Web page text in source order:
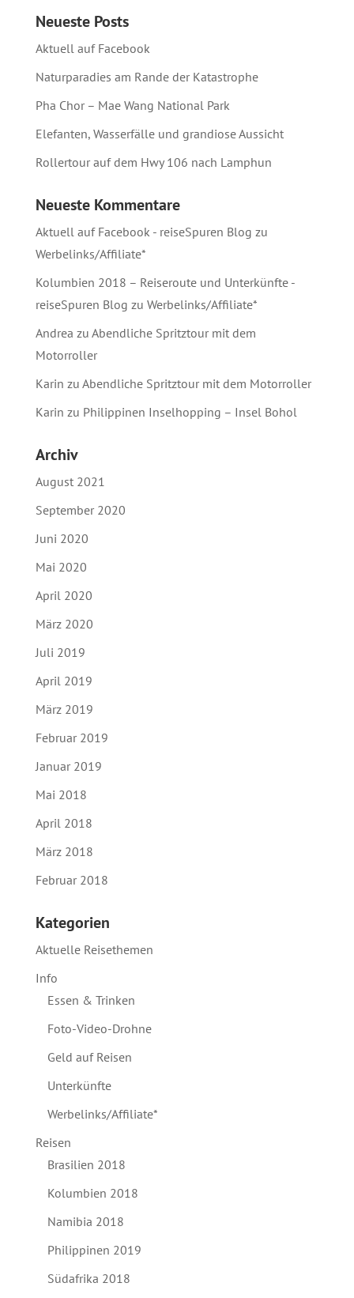
Neueste Posts
Aktuell auf Facebook
Naturparadies am Rande der Katastrophe
Pha Chor – Mae Wang National Park
Elefanten, Wasserfälle und grandiose Aussicht
Rollertour auf dem Hwy 106 nach Lamphun
Neueste Kommentare
Aktuell auf Facebook - reiseSpuren Blog zu
Werbelinks/Affiliate*
Kolumbien 2018 – Reiseroute und Unterkünfte -
reiseSpuren Blog zu Werbelinks/Affiliate*
Andrea zu Abendliche Spritztour mit dem
Motorroller
Karin zu Abendliche Spritztour mit dem Motorroller
Karin zu Philippinen Inselhopping – Insel Bohol
Archiv
August 2021
September 2020
Juni 2020
Mai 2020
April 2020
März 2020
Juli 2019
April 2019
März 2019
Februar 2019
Januar 2019
Mai 2018
April 2018
März 2018
Februar 2018
Kategorien
Aktuelle Reisethemen
Info
Essen & Trinken
Foto-Video-Drohne
Geld auf Reisen
Unterkünfte
Werbelinks/Affiliate*
Reisen
Brasilien 2018
Kolumbien 2018
Namibia 2018
Philippinen 2019
Südafrika 2018